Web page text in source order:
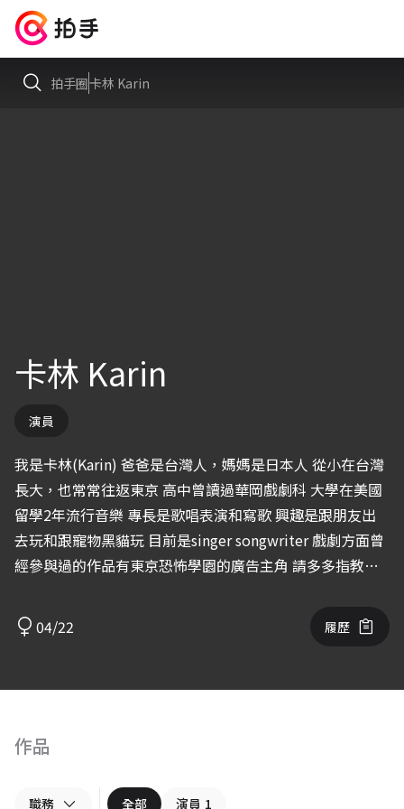
拍手圈卡林 Karin
卡林 Karin
演員
我是卡林(Karin) 爸爸是台灣人，媽媽是日本人 從小在台灣
長大，也常常往返東京 高中曾讀過華岡戲劇科 大學在美國
留學2年流行音樂 專長是歌唱表演和寫歌 興趣是跟朋友出
去玩和跟寵物黑貓玩 目前是singer songwriter 戲劇方面曾
經參與過的作品有東京恐怖學園的廣告主角 請多多指教！
趣味は友達と遊ぶことと、ペットの黒猫と遊ぶことです。
今はシンガーソングライターで、 曲を出したりライブを
ョートムービーで主役を演じました。 よろしくお願いし
04/22 履歷
作品
職務 全部 演員 1